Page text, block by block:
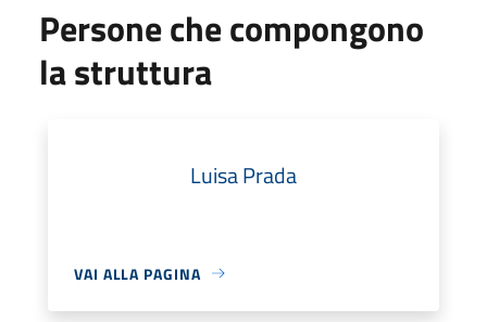
Persone che compongono
la struttura
Luisa Prada
VAI ALLA PAGINA